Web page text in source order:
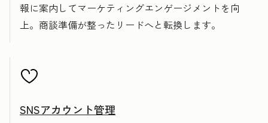
報に案内してマーケティングエンゲージメントを向
上。商談準備が整ったリードへと転換します。
SNSアカウント管理